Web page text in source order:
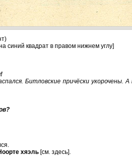
синий квадрат в правом нижнем углу]
Битловские причёски укорочены.
хяэль [см. здесь].